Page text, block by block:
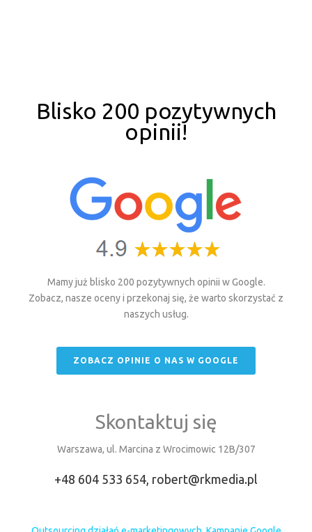
Blisko 200 pozytywnych
opinii!
Mamy już blisko 200 pozytywnych opinii w Google.
Zobacz, nasze oceny i przekonaj się, że warto skorzystać z
naszych usług.
ZOBACZ OPINIE O NAS W GOOGLE
Skontaktuj się
Warszawa, ul. Marcina z Wrocimowic 12B/307
+48 604 533 654, robert@rkmedia.pl